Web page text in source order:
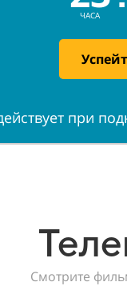
ЧАСА
при
Смотрите